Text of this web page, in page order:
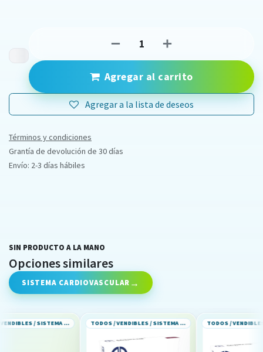
Agregar al carrito
Agregar a la lista de deseos
Términos y condiciones
Grantía de devolución de 30 días
Envío: 2-3 días hábiles
SIN PRODUCTO A LA MANO
Opciones similares
SISTEMA CARDIOVASCULAR
TODOS / VENDIBLES / SISTEMA CARDIOVASCULAR TODOS / VENDIBLES / SISTEMA CARDIOVASCULAR